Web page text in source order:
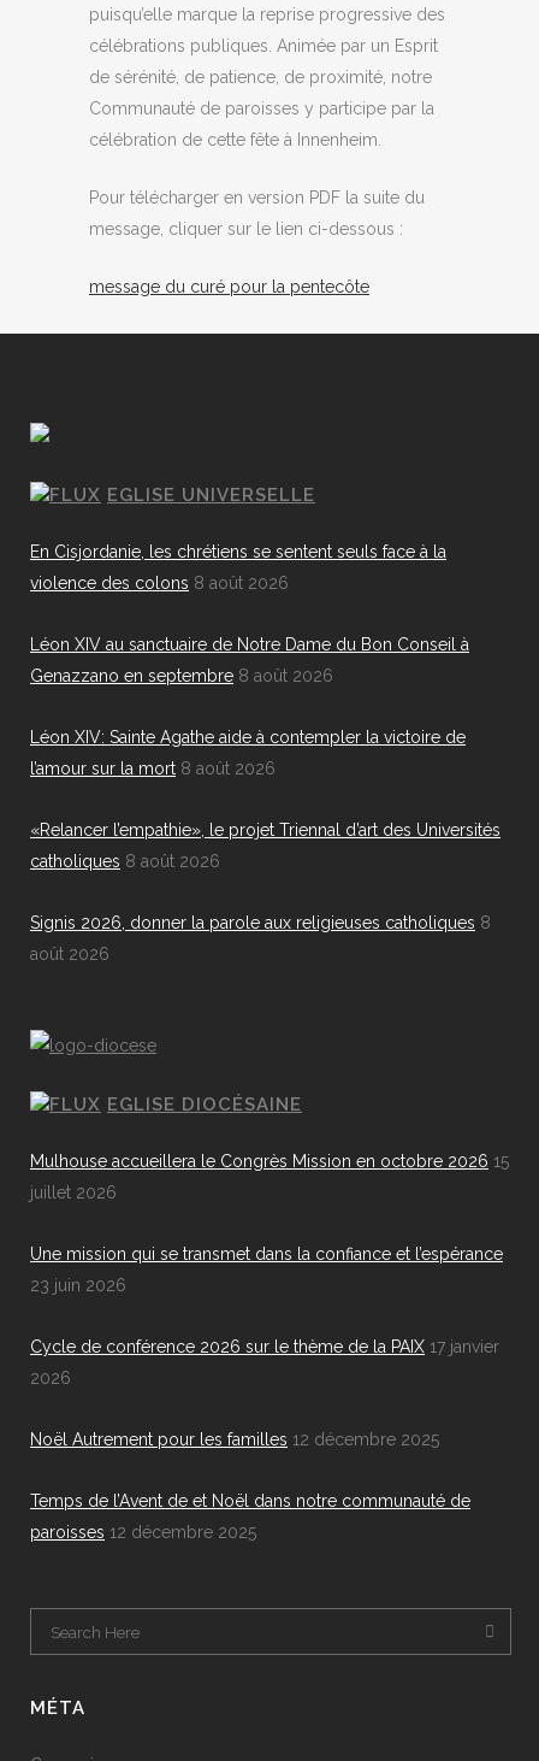
puisqu’elle marque la reprise progressive des
célébrations publiques. Animée par un Esprit
de sérénité, de patience, de proximité, notre
Communauté de paroisses y participe par la
célébration de cette fête à Innenheim.
Pour télécharger en version PDF la suite du
message, cliquer sur le lien ci-dessous :
message du curé pour la pentecôte
EGLISE UNIVERSELLE
En Cisjordanie, les chrétiens se sentent seuls face à la
violence des colons 8 août 2026
Léon XIV au sanctuaire de Notre Dame du Bon Conseil à
Genazzano en septembre 8 août 2026
Léon XIV: Sainte Agathe aide à contempler la victoire de
l’amour sur la mort 8 août 2026
«Relancer l’empathie», le projet Triennal d’art des Universités
catholiques 8 août 2026
Signis 2026, donner la parole aux religieuses catholiques 8
août 2026
EGLISE DIOCÉSAINE
Mulhouse accueillera le Congrès Mission en octobre 2026 15
juillet 2026
Une mission qui se transmet dans la confiance et l’espérance
23 juin 2026
Cycle de conférence 2026 sur le thème de la PAIX 17 janvier
2026
Noël Autrement pour les familles 12 décembre 2025
Temps de l’Avent de et Noël dans notre communauté de
paroisses 12 décembre 2025
MÉTA